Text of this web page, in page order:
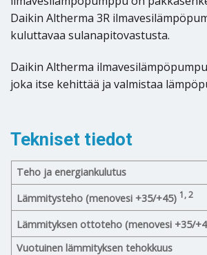
Daikin Altherma 3R
kuluttavaa sulanapitovastusta.
Daikin Altherma
joka itse kehittää ja valmistaa
Tekniset tiedot
Teho ja energiankulutus
Lämmitysteho (menovesi +35/+45) 1, 2
Lämmityksen ottoteho (menovesi +35/
Vuotuinen lämmityksen tehokkuus